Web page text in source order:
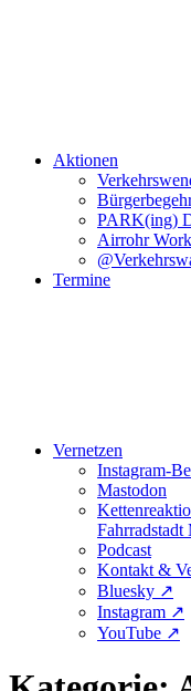
Aktionen
PARK(ing)
Airrohr
Termine
Vernetzen
Instagram-
Mastodon
Podcast
Kontakt &
Bluesky ↗️
Instagram ↗️
YouTube ↗️